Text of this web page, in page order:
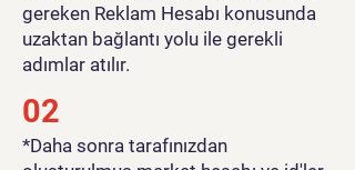
gereken Reklam Hesabı konusunda
uzaktan bağlantı yolu ile gerekli
adımlar atılır.
02
*Daha sonra tarafınızdan